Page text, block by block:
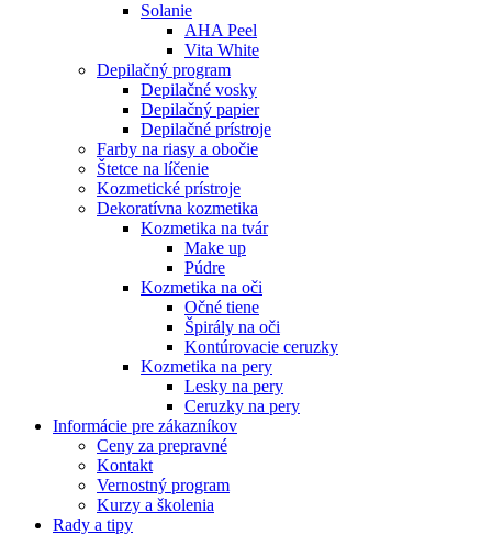
Solanie
AHA Peel
Vita White
Depilačný program
Depilačné vosky
Depilačný papier
Depilačné prístroje
Farby na riasy a obočie
Štetce na líčenie
Kozmetické prístroje
Dekoratívna kozmetika
Kozmetika na tvár
Make up
Púdre
Kozmetika na oči
Očné tiene
Špirály na oči
Kontúrovacie ceruzky
Kozmetika na pery
Lesky na pery
Ceruzky na pery
Informácie pre zákazníkov
Ceny za prepravné
Kontakt
Vernostný program
Kurzy a školenia
Rady a tipy